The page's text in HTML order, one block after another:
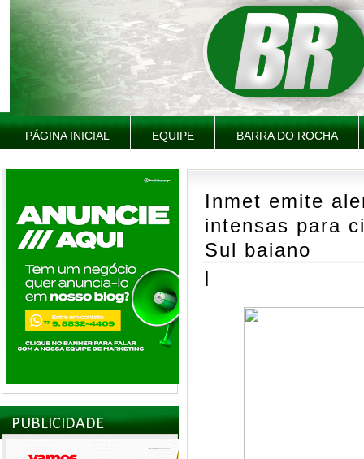
PÁGINA INICIAL EQUIPE BARRA DO ROCHA
PUBLICIDADE
Inmet emite
intensas para
Sul baiano
|